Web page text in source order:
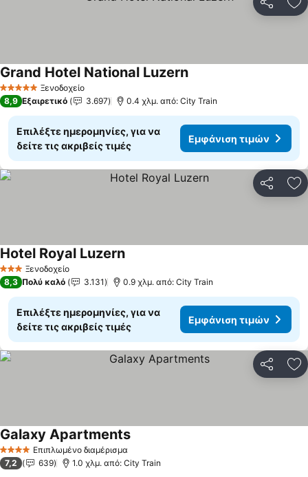
5 Αστέρια Ξενοδοχείο
Grand Hotel National LuzernΕμφάνιση τιμών
8,9 Εξαιρετικό 3.697 0.4 χλμ. από: City Train
Επιλέξτε ημερομηνίες, για να
δείτε τις ακριβείς τιμές
Εμφάνιση τιμών
3 ΑστέριαΞενοδοχείο
Hotel Royal LuzernΕμφάνιση τιμών
8,3 Πολύ καλό 3.131 0.9 χλμ. από: City Train
Επιλέξτε ημερομηνίες, για να
δείτε τις ακριβείς τιμές
Εμφάνιση τιμών
4 ΑστέριαΕπιπλωμένο διαμέρισμα
Galaxy ApartmentsΕμφάνιση τιμών
7,2 639 1.0 χλμ. από: City Train